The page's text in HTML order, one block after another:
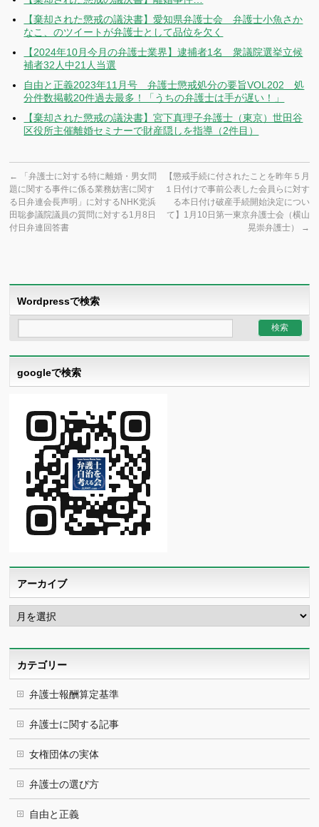
【棄却された懲戒の議決書】愛知県弁護士会 弁護士小魚さか
なこ、のツイートが弁護士として品位を欠く
【2024年10月今月の弁護士業界】逮捕者1名 衆議院選挙立候
補者32人中21人当選
自由と正義2023年11月号 弁護士懲戒処分の要旨VOL202 処
分件数掲載20件過去最多！「うちの弁護士は手が遅い！」
【棄却された懲戒の議決書】宮下真理子弁護士（東京）世田谷
区役所主催離婚セミナーで財産隠しを指導（2件目）
←
「弁護士に対する特に離婚・男女問
題に関する事件に係る業務妨害に関す
る日弁連会長声明」に対するNHK党浜
田聡参議院議員の質問に対する1月8日
付日弁連回答書
【懲戒手続に付されたことを昨年５月
１日付けで事前公表した会員らに対す
る本日付け破産手続開始決定につい
て】1月10日第一東京弁護士会（横山
晃崇弁護士）
→
Wordpressで検索
googleで検索
アーカイブ
ア
ー
カ
カテゴリー
弁護士報酬算定基準
弁護士に関する記事
女権団体の実体
弁護士の選び方
自由と正義